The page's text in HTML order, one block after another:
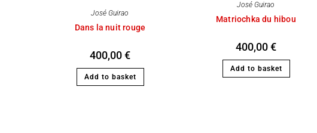
José Guirao
Dans la nuit rouge
400,00€
Add to basket
José Guirao
Matriochka du hibou
400,00€
Add to basket